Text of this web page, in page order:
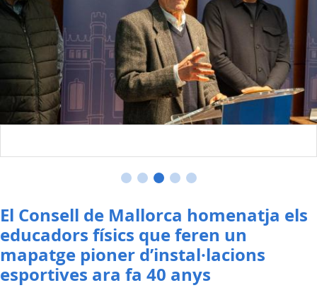
El Consell de Mallorca homenatja els
educadors físics que feren un
mapatge pioner d’instal·lacions
esportives ara fa 40 anys